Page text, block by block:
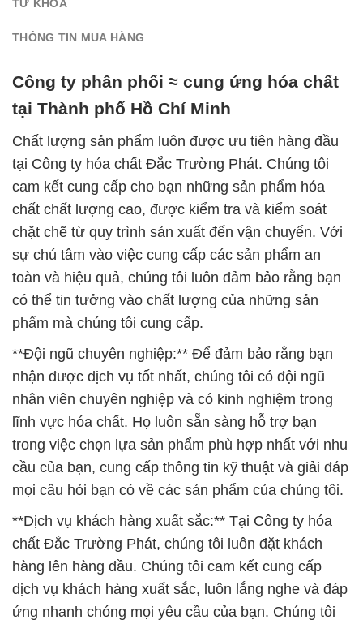
TỪ KHÓA
THÔNG TIN MUA HÀNG
Công ty phân phối ≈ cung ứng hóa chất
tại Thành phố Hồ Chí Minh
Chất lượng sản phẩm luôn được ưu tiên hàng đầu
tại Công ty hóa chất Đắc Trường Phát. Chúng tôi
cam kết cung cấp cho bạn những sản phẩm hóa
chất chất lượng cao, được kiểm tra và kiểm soát
chặt chẽ từ quy trình sản xuất đến vận chuyển. Với
sự chú tâm vào việc cung cấp các sản phẩm an
toàn và hiệu quả, chúng tôi luôn đảm bảo rằng bạn
có thể tin tưởng vào chất lượng của những sản
phẩm mà chúng tôi cung cấp.
**Đội ngũ chuyên nghiệp:** Để đảm bảo rằng bạn
nhận được dịch vụ tốt nhất, chúng tôi có đội ngũ
nhân viên chuyên nghiệp và có kinh nghiệm trong
lĩnh vực hóa chất. Họ luôn sẵn sàng hỗ trợ bạn
trong việc chọn lựa sản phẩm phù hợp nhất với nhu
cầu của bạn, cung cấp thông tin kỹ thuật và giải đáp
mọi câu hỏi bạn có về các sản phẩm của chúng tôi.
**Dịch vụ khách hàng xuất sắc:** Tại Công ty hóa
chất Đắc Trường Phát, chúng tôi luôn đặt khách
hàng lên hàng đầu. Chúng tôi cam kết cung cấp
dịch vụ khách hàng xuất sắc, luôn lắng nghe và đáp
ứng nhanh chóng mọi yêu cầu của bạn. Chúng tôi